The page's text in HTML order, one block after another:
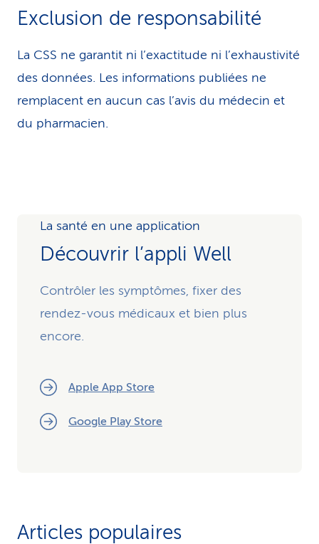
Exclusion de responsabilité
La CSS ne garantit ni l’exactitude ni l’exhaustivité
des données. Les infor­ma­tions publiées ne
remplacent en aucun cas l’avis du médecin et
du pharmacien.
La santé en une application
Découvrir l’appli Well
Contrôler les symptômes, fixer des
rendez-vous médicaux et bien plus
encore.
Apple App Store
Google Play Store
Articles populaires